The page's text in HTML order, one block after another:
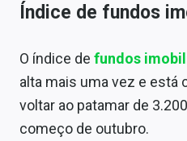
Índice de fundos
O índice de fundos
alta mais uma vez e está
voltar ao patamar de
começo de outubro.